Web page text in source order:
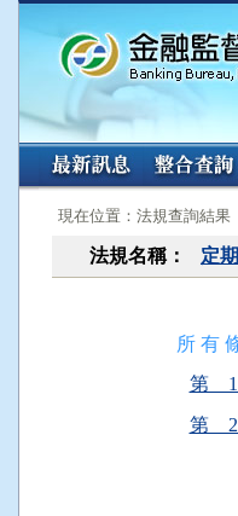
:::
現在位置：法規查詢結果
法規名稱： 定
所 有
第
第